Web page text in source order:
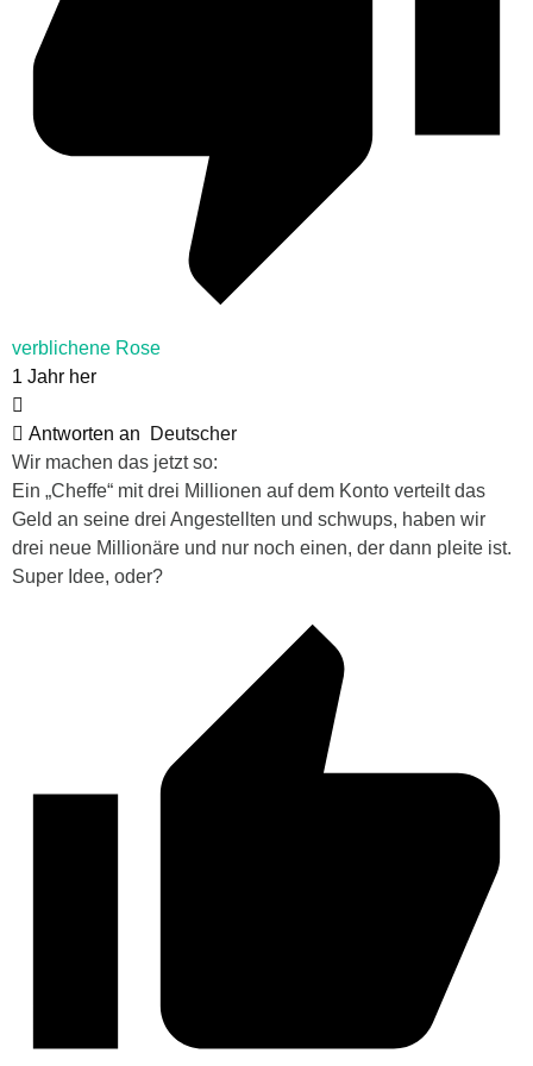
verblichene Rose
1 Jahr her
Antworten an
Deutscher
Wir machen das jetzt so:
Ein „Cheffe“ mit drei Millionen auf dem Konto verteilt das
Geld an seine drei Angestellten und schwups, haben wir
drei neue Millionäre und nur noch einen, der dann pleite ist.
Super Idee, oder?